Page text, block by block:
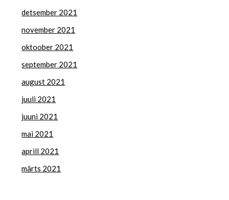
detsember 2021
november 2021
oktoober 2021
september 2021
august 2021
juuli 2021
juuni 2021
mai 2021
aprill 2021
märts 2021